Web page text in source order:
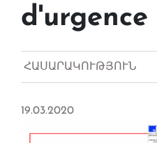
d'urgence
ՀԱՍԱՐԱԿՈՒԹՅՈՒՆ
19.03.2020